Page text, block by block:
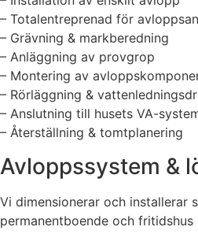
– Totalentreprenad för
– Grävning & markberedning
– Anläggning av provgrop
– Montering av
– Rörläggning &
– Anslutning till husets VA-
– Återställning & tomtplanering
Avloppssystem &
Vi dimensionerar och installerar
permanentboende och